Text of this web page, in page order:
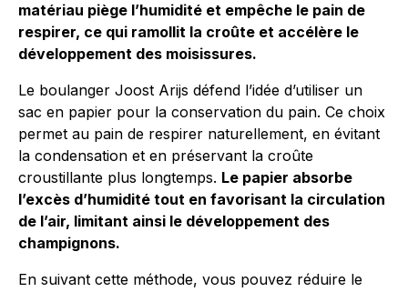
matériau piège l’humidité et empêche le pain de
respirer, ce qui ramollit la croûte et accélère le
développement des moisissures.
Le boulanger Joost Arijs défend l’idée d’utiliser un
sac en papier pour la conservation du pain. Ce choix
permet au pain de respirer naturellement, en évitant
la condensation et en préservant la croûte
croustillante plus longtemps. Le papier absorbe
l’excès d’humidité tout en favorisant la circulation
de l’air, limitant ainsi le développement des
champignons.
En suivant cette méthode, vous pouvez réduire le